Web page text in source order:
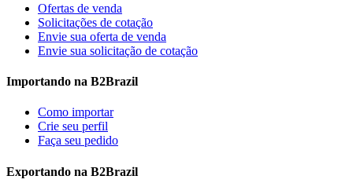
Ofertas de venda
Solicitações de cotação
Envie sua oferta de venda
Envie sua solicitação de cotação
Importando na B2Brazil
Como importar
Crie seu perfil
Faça seu pedido
Exportando na B2Brazil